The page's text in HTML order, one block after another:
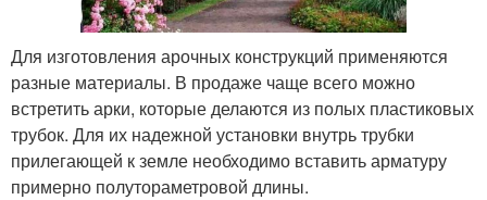
Для изготовления арочных конструкций применяются
разные материалы. В продаже чаще всего можно
встретить арки, которые делаются из полых пластиковых
трубок. Для их надежной установки внутрь трубки
прилегающей к земле необходимо вставить арматуру
примерно полутораметровой длины.